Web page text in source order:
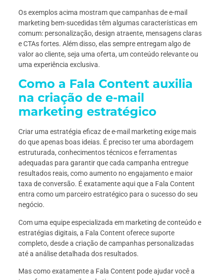
Os exemplos acima mostram que campanhas de e-mail
marketing bem-sucedidas têm algumas características em
comum: personalização, design atraente, mensagens claras
e CTAs fortes. Além disso, elas sempre entregam algo de
valor ao cliente, seja uma oferta, um conteúdo relevante ou
uma experiência exclusiva.
Como a Fala Content auxilia
na criação de e-mail
marketing estratégico
Criar uma estratégia eficaz de e-mail marketing exige mais
do que apenas boas ideias. É preciso ter uma abordagem
estruturada, conhecimentos técnicos e ferramentas
adequadas para garantir que cada campanha entregue
resultados reais, como aumento no engajamento e maior
taxa de conversão. É exatamente aqui que a Fala Content
entra como um parceiro estratégico para o sucesso do seu
negócio.
Com uma equipe especializada em marketing de conteúdo e
estratégias digitais, a Fala Content oferece suporte
completo, desde a criação de campanhas personalizadas
até a análise detalhada dos resultados.
Mas como exatamente a Fala Content pode ajudar você a